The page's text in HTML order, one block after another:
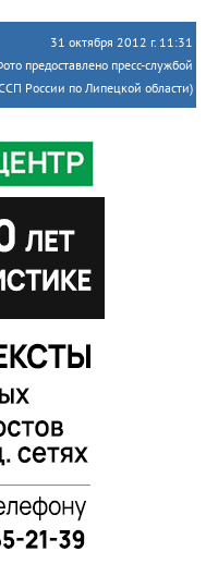
31 октября 2012 г. 11:31
предоставлено пресс-службой
России по Липецкой области)